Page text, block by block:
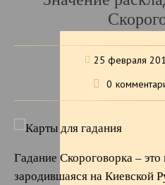
25 февраля
0
Гадание Скороговорка – это
зародившаяся на Киевской